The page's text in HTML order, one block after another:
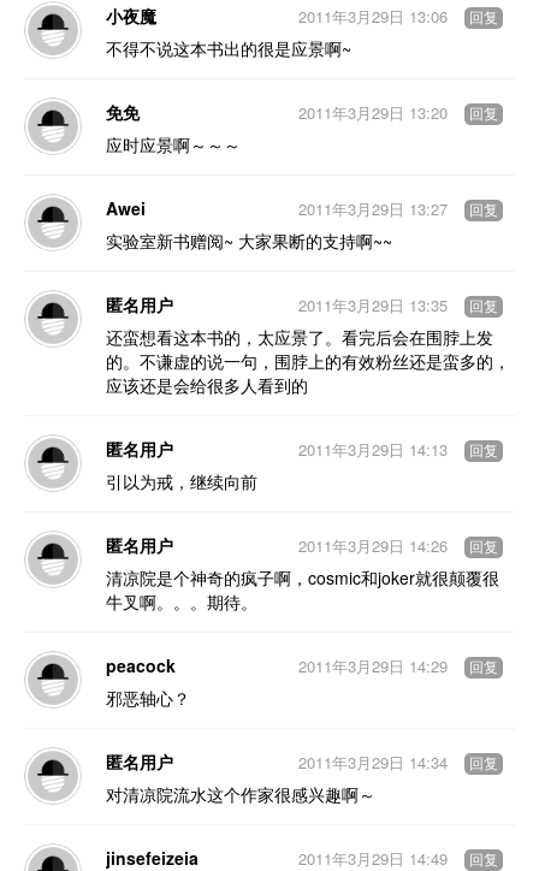
小夜魔
不得不说这本书出的很是应景啊~
2011年3月29日 13:06 回复
免免
应时应景啊～～～
2011年3月29日 13:20 回复
Awei
实验室新书赠阅~ 大家果断的支持啊~~
2011年3月29日 13:27 回复
匿名用户
还蛮想看这本书的，太应景了。看完后会在围脖上发
的。不谦虚的说一句，围脖上的有效粉丝还是蛮多的，
应该还是会给很多人看到的
2011年3月29日 13:35 回复
匿名用户
引以为戒，继续向前
2011年3月29日 14:13 回复
匿名用户
清凉院是个神奇的疯子啊，cosmic和joker就很颠覆很
牛叉啊。。。期待。
2011年3月29日 14:26 回复
peacock
邪恶轴心？
2011年3月29日 14:29 回复
匿名用户
对清凉院流水这个作家很感兴趣啊～
2011年3月29日 14:34 回复
jinsefeizeia
2011年3月29日 14:49 回复